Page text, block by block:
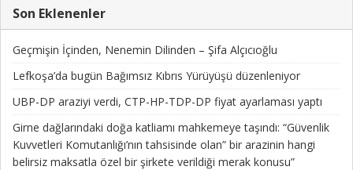
Son Eklenenler
Geçmişin İçinden, Nenemin Dilinden – Şifa Alçıcıoğlu
Lefkoşa’da bugün Bağımsız Kıbrıs Yürüyüşü düzenleniyor
UBP-DP araziyi verdi, CTP-HP-TDP-DP fiyat ayarlaması yaptı
Girne dağlarındaki doğa katliamı mahkemeye taşındı: “Güvenlik
Kuvvetleri Komutanlığı’nın tahsisinde olan” bir arazinin hangi
belirsiz maksatla özel bir şirkete verildiği merak konusu”